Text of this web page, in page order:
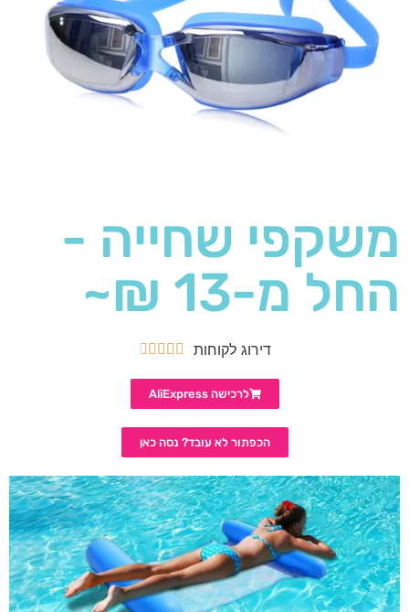
משקפי שחייה -
החל מ-13 ₪~
דירוג לקוחות 




לרכישה AliExpress
הכפתור לא עובד? נסה כאן